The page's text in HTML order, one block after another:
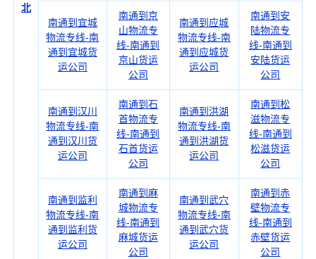
北
南通到宜城
物流专线-南
通到宜城货
运公司
南通到京
山物流专
线-南通到
京山货运
公司
南通到应城
物流专线-南
通到应城货
运公司
南通到安
陆物流专
线-南通到
安陆货运
公司
南通到汉川
物流专线-南
通到汉川货
运公司
南通到石
首物流专
线-南通到
石首货运
公司
南通到洪湖
物流专线-南
通到洪湖货
运公司
南通到松
滋物流专
线-南通到
松滋货运
公司
南通到监利
物流专线-南
通到监利货
运公司
南通到麻
城物流专
线-南通到
麻城货运
公司
南通到武穴
物流专线-南
通到武穴货
运公司
南通到赤
壁物流专
线-南通到
赤壁货运
公司